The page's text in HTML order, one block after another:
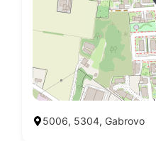
5006, 5304, Gabrovo